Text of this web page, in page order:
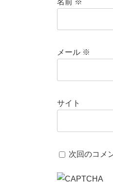
メール ※
サイト
次回のコメ